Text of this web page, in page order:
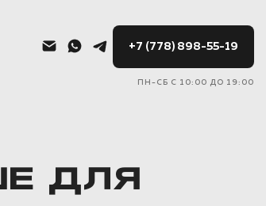
+7 (778) 898-55-19
ПН-СБ С 10:00 ДО 19:00
ДЛЯ